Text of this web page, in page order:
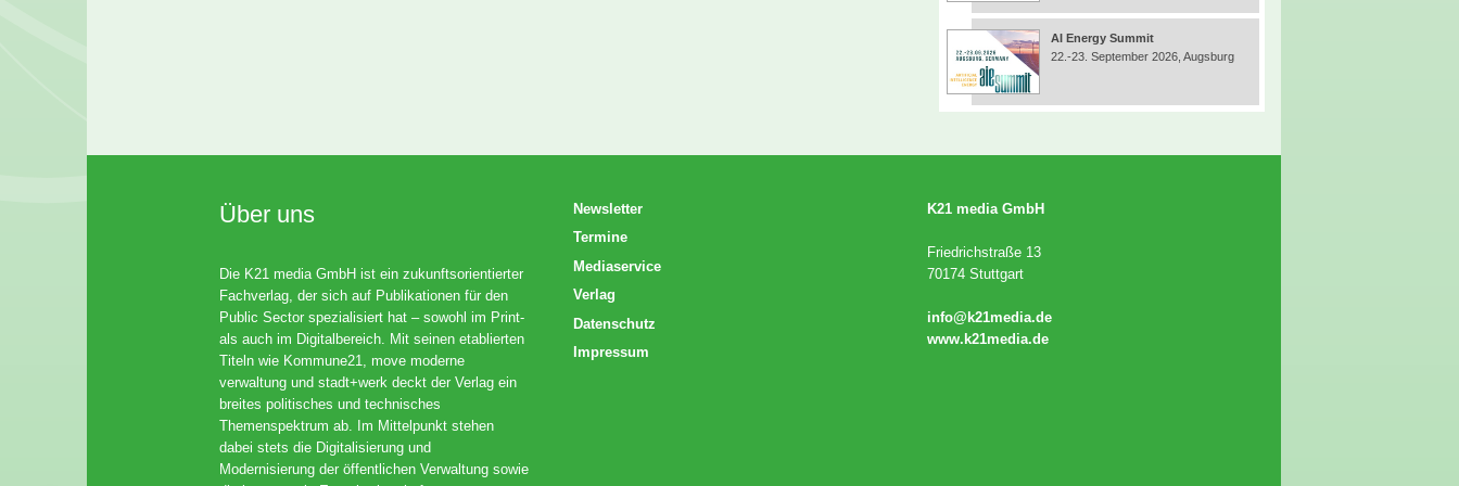
AI Energy Summit
22.-23. September 2026, Augsburg
Über uns
Die K21 media GmbH ist ein zukunftsorientierter
Fachverlag, der sich auf Publikationen für den
Public Sector spezialisiert hat – sowohl im Print-
als auch im Digitalbereich. Mit seinen etablierten
Titeln wie Kommune21, move moderne
verwaltung und stadt+werk deckt der Verlag ein
breites politisches und technisches
Themenspektrum ab. Im Mittelpunkt stehen
dabei stets die Digitalisierung und
Modernisierung der öffentlichen Verwaltung sowie
Newsletter
Termine
Mediaservice
Verlag
Datenschutz
Impressum
K21 media GmbH
Friedrichstraße 13
70174 Stuttgart
info@k21media.de
www.k21media.de